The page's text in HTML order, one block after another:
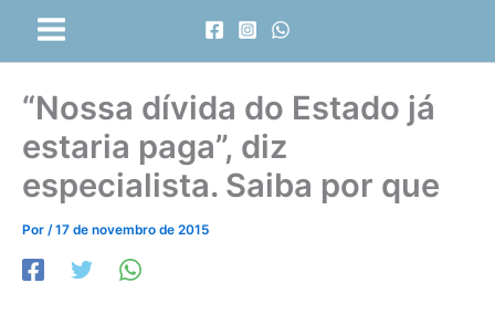
“Nossa dívida do Estado já
estaria paga”, diz
especialista. Saiba por que
Por /17 de novembro de 2015